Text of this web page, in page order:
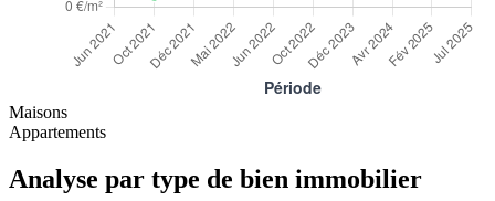
Maisons
Appartements
Analyse par type de bien immobilier